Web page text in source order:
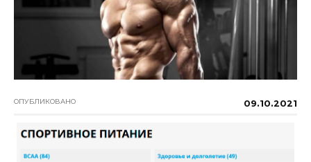
ОПУБЛИКОВАНО 09.10.2021